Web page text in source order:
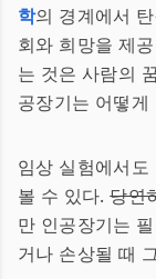
학의 경계에서
회와 희망을 제
는 것은 사람의
공장기는 어떻
임상 실험에서
볼 수 있다.당연
만 인공장기는
거나 손상될 때